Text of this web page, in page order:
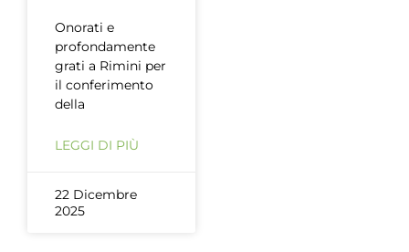
Onorati e
profondamente
grati a Rimini per
il conferimento
della
LEGGI DI PIÙ
22 Dicembre
2025